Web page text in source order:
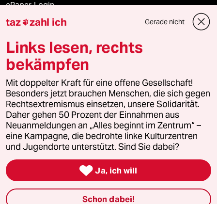
ePaper Login
Downloads für Abonnierende
© 2026 taz Verlags und Vertriebs GmbH
Alle Rechte vorbehalten. Bei rechtlichen Fragen oder für Genehmigungen
wenden Sie sich bitte an
lizenzen@taz.de
Feedback Redaktionsstatut Kommune-Richtlinien
Leitlinie Informant Datenschutz Impressum AGB
Seitenwende Einwilligungen widerrufen (Ads)
taz zahl ich Gerade nicht
Links lesen, rechts
bekämpfen
Mit doppelter Kraft für eine offene Gesellschaft!
Besonders jetzt brauchen Menschen, die sich gegen
Rechtsextremismus einsetzen, unsere Solidarität.
Daher gehen 50 Prozent der Einnahmen aus
Neuanmeldungen an „Alles beginnt im Zentrum“ –
eine Kampagne, die bedrohte linke Kulturzentren
und Jugendorte unterstützt. Sind Sie dabei?
 Ja, ich will
Schon dabei!